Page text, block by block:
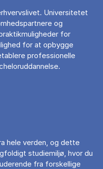
Universitetet
og
for
for at opbygge
professionelle
hele verden, og dette
studiemiljø, hvor du
fra forskellige